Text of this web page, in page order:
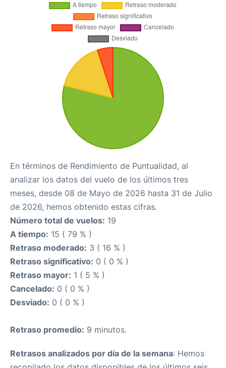
En términos de Rendimiento de Puntualidad, al
analizar los datos del vuelo de los últimos tres
meses, desde 08 de Mayo de 2026 hasta 31 de Julio
de 2026, hemos obtenido estas cifras.
Número total de vuelos: 19
A tiempo: 15 ( 79 % )
Retraso moderado: 3 ( 16 % )
Retraso significativo: 0 ( 0 % )
Retraso mayor: 1 ( 5 % )
Cancelado: 0 ( 0 % )
Desviado: 0 ( 0 % )
Retraso promedio: 9 minutos.
Retrasos analizados por día de la semana: Hemos